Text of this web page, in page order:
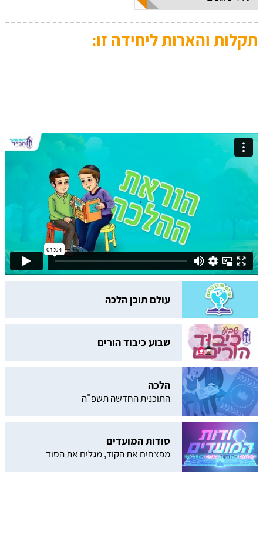
תקלות והארות ליחידה זו:
עולם תוכן הלכה
שבוע כיבוד הורים
הלכה
התוכנית החדשה תשפ"ה
סודות המועדים
מפצחים את הקוד, מגלים את הסוד